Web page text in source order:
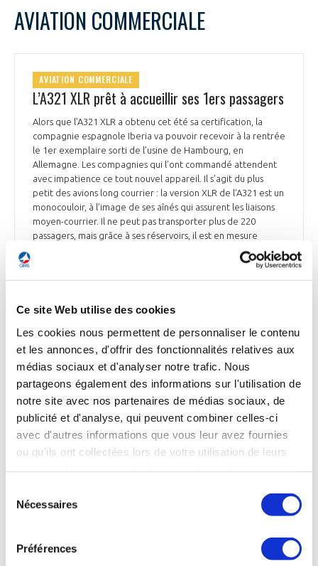
Ce site Web utilise des cookies
Les cookies nous permettent de personnaliser le contenu
et les annonces, d'offrir des fonctionnalités relatives aux
médias sociaux et d'analyser notre trafic. Nous
partageons également des informations sur l'utilisation de
notre site avec nos partenaires de médias sociaux, de
publicité et d'analyse, qui peuvent combiner celles-ci
avec d'autres informations que vous leur avez fournies
ou qu'ils ont collectées lors de votre utilisation de leurs
Nécessaires
Préférences
AVIATION COMMERCIALE
AVIATION COMMERCIALE
L’A321 XLR prêt à accueillir ses 1ers passagers
Alors que l’A321 XLR a obtenu cet été sa certification, la
compagnie espagnole Iberia va pouvoir recevoir à la rentrée
le 1er exemplaire sorti de l’usine de Hambourg, en
Allemagne. Les compagnies qui l’ont commandé attendent
avec impatience ce tout nouvel appareil. Il s’agit du plus
petit des avions long courrier : la version XLR de l’A321 est un
monocouloir, à l’image de ses aînés qui assurent les liaisons
moyen-courrier. Il ne peut pas transporter plus de 220
passagers, mais grâce à ses réservoirs, il est en mesure
d’assurer des liaisons pouvant atteindre 8 700 km, sur des
vols qui peuvent durer 11 h. L’appareil coûte moins cher à
générations précédentes, la compagnie qui opte pour l’A321
appareil n’a aucun équivalent sur le marché et sera en
situation de monopole sur ce segment. Au total, plus de 550
appareils doivent déjà être livrés à 20 clients différents. Un
plein, avec 8 600 appareils à sortir des lignes d’assemblage
ces prochaines années.
Le Parisien et BFMTV du 26 août
AVIATION COMMERCIALE
À l'heure où d'autres compagnies passent des commandes
pour des avions plus récents, Emirates vient d'annoncer le